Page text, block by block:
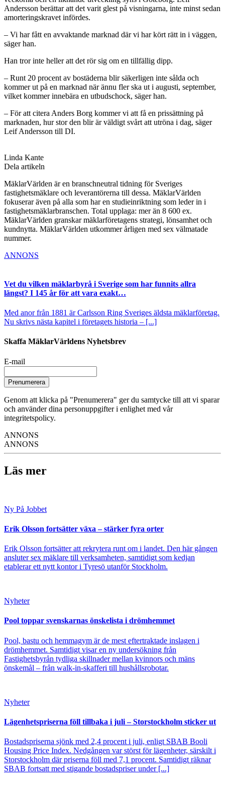
Andersson berättar att det varit glest på visningarna, inte minst sedan
amorteringskravet infördes.
– Vi har fått en avvaktande marknad där vi har kört rätt in i väggen,
säger han.
Han tror inte heller att det rör sig om en tillfällig dipp.
– Runt 20 procent av bostäderna blir säkerligen inte sålda och
kommer ut på en marknad när ännu fler ska ut i augusti, september,
vilket kommer innebära en utbudschock, säger han.
– För att citera Anders Borg kommer vi att få en prissättning på
marknaden, hur stor den blir är väldigt svårt att utröna i dag, säger
Leif Andersson till DI.
Linda Kante
Dela artikeln
MäklarVärlden är en branschneutral tidning för Sveriges
fastighetsmäklare och leverantörerna till dessa. MäklarVärlden
fokuserar även på alla som har en studieinriktning som leder in i
fastighetsmäklarbranschen. Total upplaga: mer än 8 600 ex.
MäklarVärlden granskar mäklarföretagens strategi, lönsamhet och
kundnytta. MäklarVärlden utkommer årligen med sex välmatade
nummer.
ANNONS
Vet du vilken mäklarbyrå i Sverige som har funnits allra
längst? I 145 år för att vara exakt…
Med anor från 1881 är Carlsson Ring Sveriges äldsta mäklarföretag.
Nu skrivs nästa kapitel i företagets historia – [...]
Skaffa MäklarVärldens Nyhetsbrev
E-mail
Prenumerera
Genom att klicka på "Prenumerera" ger du samtycke till att vi sparar
och använder dina personuppgifter i enlighet med vår
integritetspolicy.
ANNONS
ANNONS
Läs mer
Ny På Jobbet
Erik Olsson fortsätter växa – stärker fyra orter
Erik Olsson fortsätter att rekrytera runt om i landet. Den här gången
ansluter sex mäklare till verksamheten, samtidigt som kedjan
etablerar ett nytt kontor i Tyresö utanför Stockholm.
Nyheter
Pool toppar svenskarnas önskelista i drömhemmet
Pool, bastu och hemmagym är de mest eftertraktade inslagen i
drömhemmet. Samtidigt visar en ny undersökning från
Fastighetsbyrån tydliga skillnader mellan kvinnors och mäns
önskemål – från walk-in-skafferi till hushållsrobotar.
Nyheter
Lägenhetspriserna föll tillbaka i juli – Storstockholm sticker ut
Bostadspriserna sjönk med 2,4 procent i juli, enligt SBAB Booli
Housing Price Index. Nedgången var störst för lägenheter, särskilt i
Storstockholm där priserna föll med 7,1 procent. Samtidigt räknar
SBAB fortsatt med stigande bostadspriser under [...]